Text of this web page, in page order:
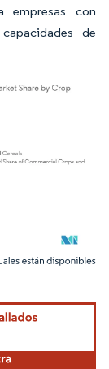
empresas con
de
CC BY 4.0.